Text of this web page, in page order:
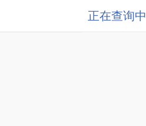
正在查询中